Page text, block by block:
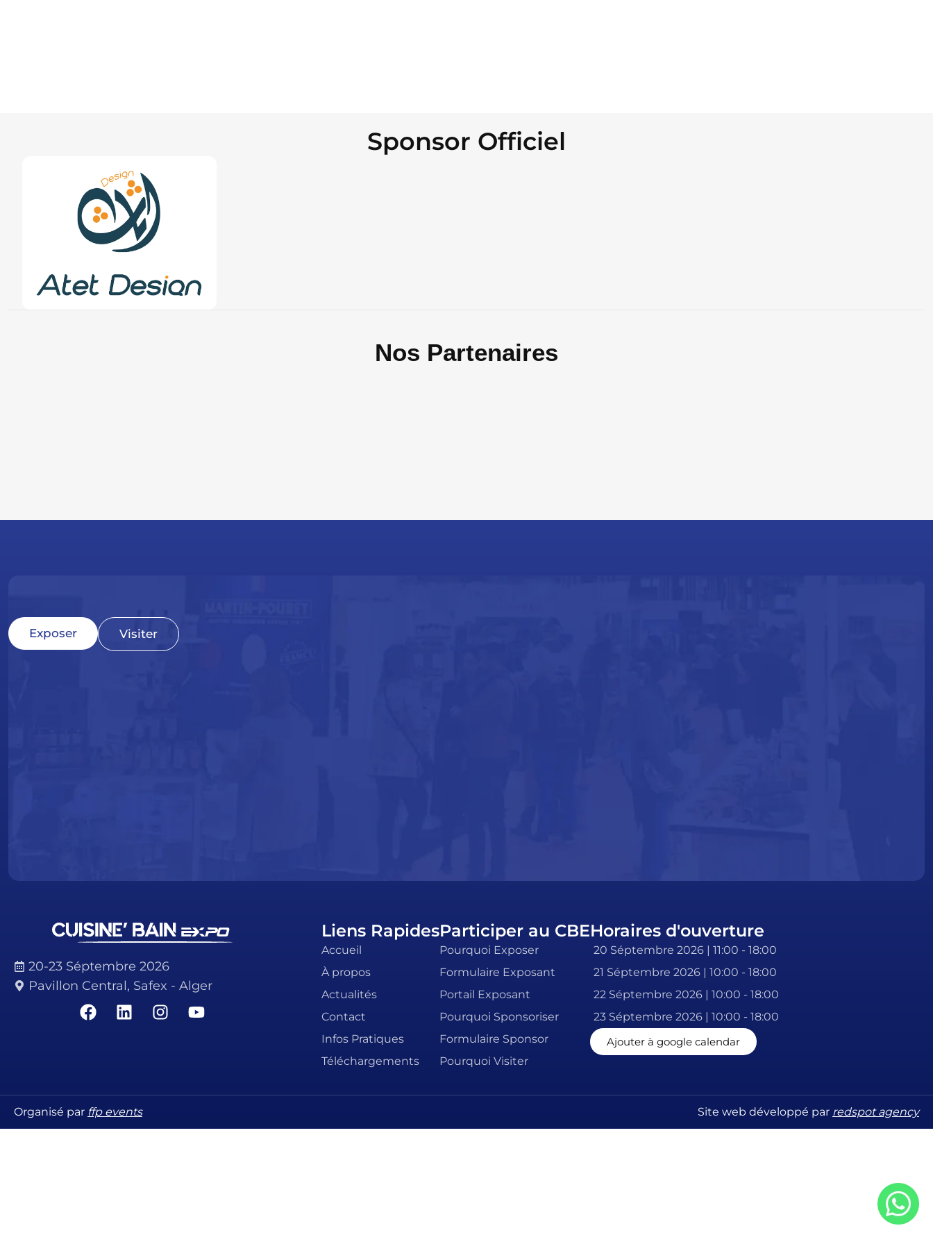
Sponsor Officiel
Nos Partenaires
Exposer Visiter
20-23 Séptembre 2026
Pavillon Central, Safex - Alger
Liens Rapides
Accueil
À propos
Actualités
Contact
Infos Pratiques
Téléchargements
Participer au CBE
Pourquoi Exposer
Formulaire Exposant
Portail Exposant
Pourquoi Sponsoriser
Formulaire Sponsor
Pourquoi Visiter
Horaires d'ouverture
20 Séptembre 2026 | 11:00 - 18:00
21 Séptembre 2026 | 10:00 - 18:00
22 Séptembre 2026 | 10:00 - 18:00
23 Séptembre 2026 | 10:00 - 18:00
Ajouter à google calendar
Organisé par ffp events Site web développé par redspot agency